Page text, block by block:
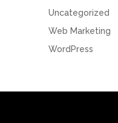
Uncategorized
Web Marketing
WordPress